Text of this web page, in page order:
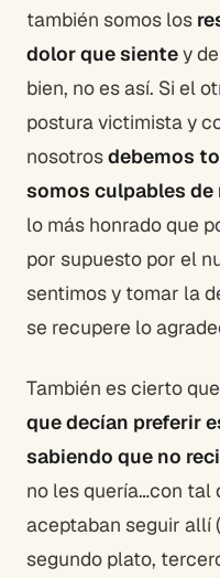
también somos los
dolor que sientey
bien, no es así. Si el
postura victimista y
nosotrosdebemos
somos culpables de
lo más honrado que
por supuesto por el
sentimos y tomar la
se recupere lo
También es cierto que
que decían preferir
sabiendo que no
no les quería…con tal
aceptaban seguir allí
segundo plato,